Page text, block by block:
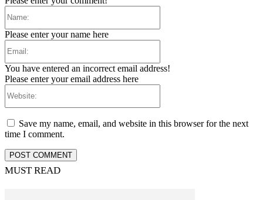
Please enter your name here
You have entered an incorrect email address!
Please enter your email address here
Save my name, email, and website in this browser for the next
time I comment.
MUST READ